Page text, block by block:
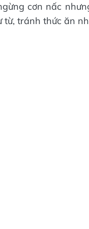
cơn nấc
tránh thức ăn